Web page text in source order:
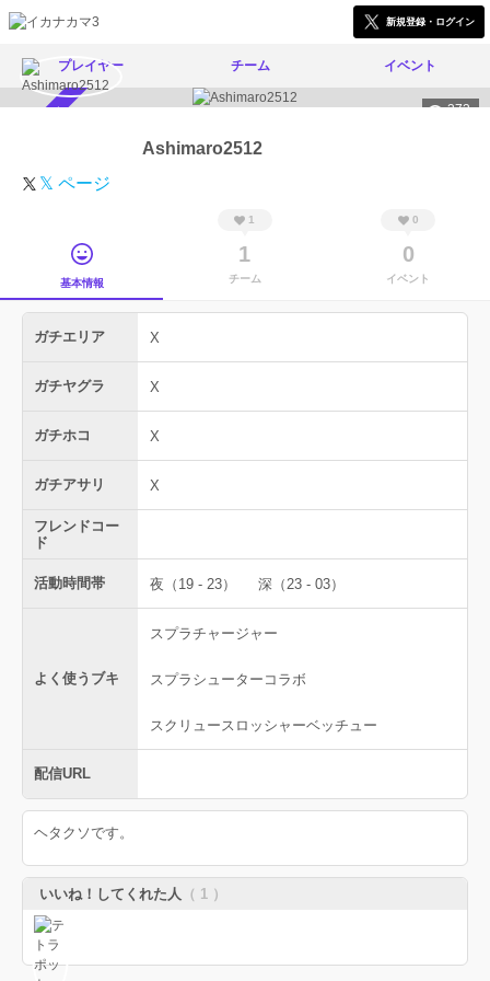
新規登録・ログイン
プレイヤー チーム イベント
373
Ashimaro2512
𝕏 ページ
基本情報
1
1
チーム
0
0
イベント
ガチエリア X
ガチヤグラ X
ガチホコ X
ガチアサリ X
フレンドコー
ド
活動時間帯 夜（19 - 23） 深（23 - 03）
よく使うブキ
スプラチャージャー
スプラシューターコラボ
スクリュースロッシャーベッチュー
配信URL
ヘタクソです。
いいね！してくれた人 （ 1 ）